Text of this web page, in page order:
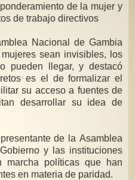
de la mujer y
de trabajo directivos
Nacional de Gambia
sean invisibles, los
pueden llegar, y destacó
es el de formalizar el
su acceso a fuentes de
desarrollar su idea de
de la Asamblea
y las instituciones
políticas que han
en materia de paridad.